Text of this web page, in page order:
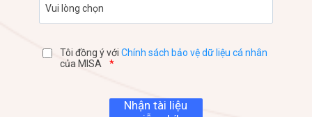
Tôi đồng ý với Chính sách bảo vệ dữ liệu cá nhân
của MISA
*